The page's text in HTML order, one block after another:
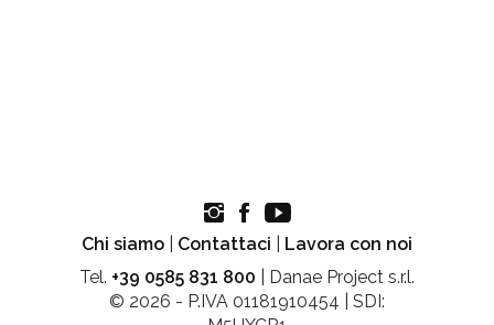
Chi siamo Contattaci
Lavora con noi
Tel. +39 0585 831 800 | Danae Project s.r.l.
© 2026 - P.IVA 01181910454 | SDI: